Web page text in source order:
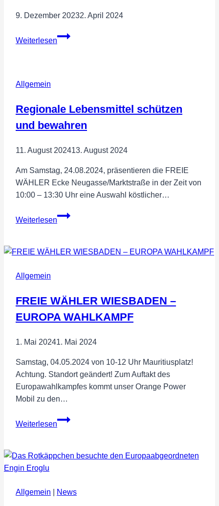
9. Dezember 20232. April 2024
Weiterlesen
2.
schönes
zweites
Adventswochenende!
Allgemein
Regionale Lebensmittel schützen
und bewahren
11. August 202413. August 2024
Am Samstag, 24.08.2024, präsentieren die FREIE
WÄHLER Ecke Neugasse/Marktstraße in der Zeit von
10:00 – 13:30 Uhr eine Auswahl köstlicher…
Weiterlesen
Regionale
und
Allgemein
FREIE WÄHLER WIESBADEN –
EUROPA WAHLKAMPF
1. Mai 20241. Mai 2024
Samstag, 04.05.2024 von 10-12 Uhr Mauritiusplatz!
Achtung. Standort geändert! Zum Auftakt des
Europawahlkampfes kommt unser Orange Power
Mobil zu den…
Weiterlesen
FREIE
–
Allgemein
News